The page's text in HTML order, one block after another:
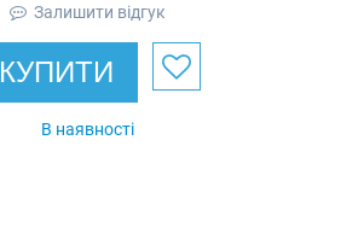
Залишити відгук
КУПИТИ
В наявності